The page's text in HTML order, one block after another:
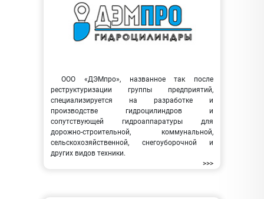
ООО «ДЭМпро», названное так после
реструктуризации группы предприятий,
специализируется на разработке и
производстве гидроцилиндров и
сопутствующей гидроаппаратуры для
дорожно-строительной, коммунальной,
сельскохозяйственной, снегоуборочной и
других видов техники.
>>>